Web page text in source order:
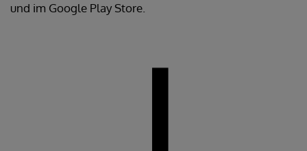
und im Google Play Store.